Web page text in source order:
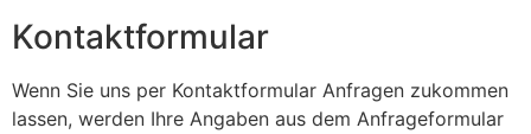
Kontaktformular
Wenn Sie uns per Kontaktformular Anfragen zukommen
lassen, werden Ihre Angaben aus dem Anfrageformular